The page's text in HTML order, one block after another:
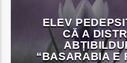
ELEV
CĂ A
“BASARABIA E